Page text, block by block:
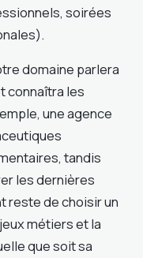
soirées
domaine parlera
connaîtra les
une agence
tandis
les dernières
reste de choisir un
métiers et la
que soit sa